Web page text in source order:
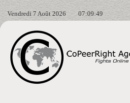
Vendredi 7 Août 2026 07:09:50